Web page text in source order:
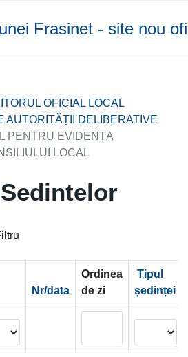
OFICIAL LOCAL
AUTORITĂȚII DELIBERATIVE
PENTRU EVIDENȚA
LOCAL
Nr/data
Ordinea
de zi
Tipul
ședinței